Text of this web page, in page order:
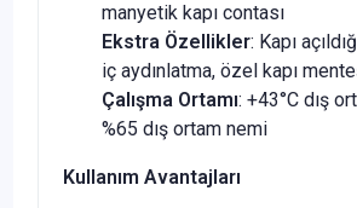
manyetik kapı contası
Ekstra Özellikler: Kapı
iç aydınlatma, özel kapı
Çalışma Ortamı: +43°C dış
%65 dış ortam nemi
Kullanım Avantajları